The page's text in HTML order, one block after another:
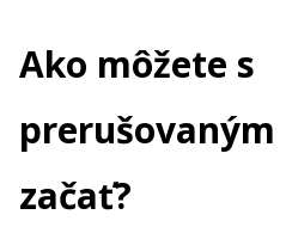
Ako môžete s
začať?